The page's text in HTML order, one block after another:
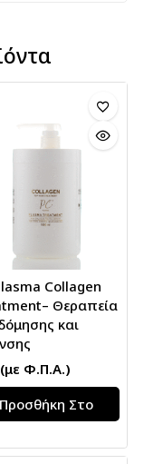
Collagen
Θεραπεία
και
(με Φ.Π.Α.)
Προσθήκη Στο